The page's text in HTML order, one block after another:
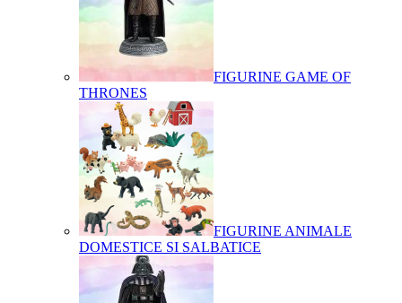
FIGURINE GAME OF
THRONES
FIGURINE ANIMALE
DOMESTICE SI SALBATICE